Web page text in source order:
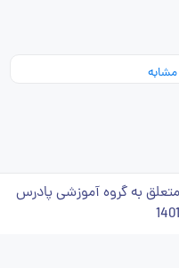
به گروه آموزشی پادرس